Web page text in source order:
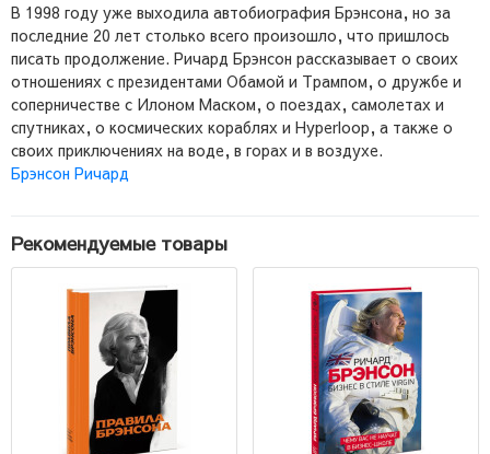
В 1998 году уже выходила автобиография Брэнсона, но за
последние 20 лет столько всего произошло, что пришлось
писать продолжение. Ричард Брэнсон рассказывает о своих
отношениях с президентами Обамой и Трампом, о дружбе и
соперничестве с Илоном Маском, о поездах, самолетах и
спутниках, о космических кораблях и Hyperloop, а также о
своих приключениях на воде, в горах и в воздухе.
Брэнсон Ричард
Рекомендуемые товары